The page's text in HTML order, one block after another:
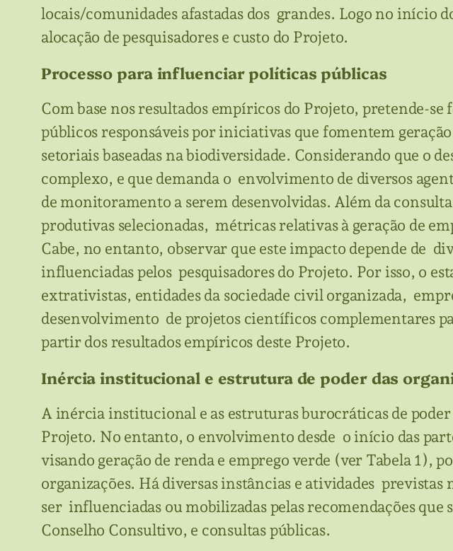
locais/comunidades afastadas dos grandes. Logo no início
alocação de pesquisadores e custo do Projeto.
Processo para influenciar políticas públicas
Com base nos resultados empíricos do Projeto, pretende-
públicos responsáveis por iniciativas que fomentem
setoriais baseadas na biodiversidade. Considerando que o
complexo, e que demanda o envolvimento de diversos
de monitoramento a serem desenvolvidas. Além da
produtivas selecionadas, métricas relativas à geração de
Cabe, no entanto, observar que este impacto depende de
influenciadas pelos pesquisadores do Projeto. Por isso, o
extrativistas, entidades da sociedade civil organizada,
desenvolvimento de projetos científicos complementares
partir dos resultados empíricos deste Projeto.
Inércia institucional e estrutura de poder das
A inércia institucional e as estruturas burocráticas de
Projeto. No entanto, o envolvimento desde o início das
visando geração de renda e emprego verde (ver Tabela
organizações. Há diversas instâncias e atividades previstas
ser influenciadas ou mobilizadas pelas recomendações
Conselho Consultivo, e consultas públicas.